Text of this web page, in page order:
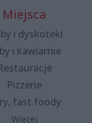
Miejsca
i dyskoteki
i kawiarnie
Pizzerie
fast foody
Więcej